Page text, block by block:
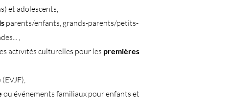
et adolescents,
parents/enfants, grands-parents/petits-
,
activités culturelles pour les premières
(EVJF),
ou événements familiaux pour enfants et